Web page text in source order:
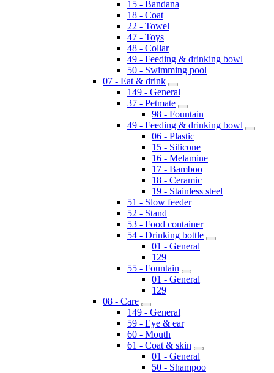
15 - Bandana
18 - Coat
22 - Towel
47 - Toys
48 - Collar
49 - Feeding & drinking bowl
50 - Swimming pool
07 - Eat & drink
149 - General
37 - Petmate
98 - Fountain
49 - Feeding & drinking bowl
06 - Plastic
15 - Silicone
16 - Melamine
17 - Bamboo
18 - Ceramic
19 - Stainless steel
51 - Slow feeder
52 - Stand
53 - Food container
54 - Drinking bottle
01 - General
129
55 - Fountain
01 - General
129
08 - Care
149 - General
59 - Eye & ear
60 - Mouth
61 - Coat & skin
01 - General
50 - Shampoo